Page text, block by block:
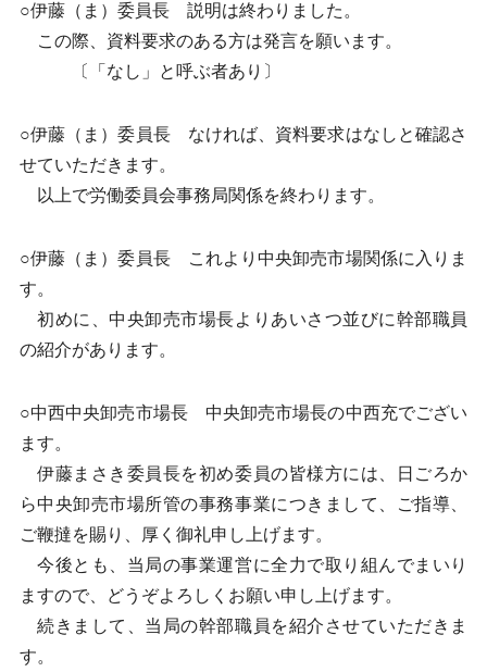
○伊藤（ま）委員長 説明は終わりました。
この際、資料要求のある方は発言を願います。
〔「なし」と呼ぶ者あり〕
○伊藤（ま）委員長 なければ、資料要求はなしと確認さ
せていただきます。
以上で労働委員会事務局関係を終わります。
○伊藤（ま）委員長 これより中央卸売市場関係に入りま
す。
初めに、中央卸売市場長よりあいさつ並びに幹部職員
の紹介があります。
○中西中央卸売市場長 中央卸売市場長の中西充でござい
ます。
伊藤まさき委員長を初め委員の皆様方には、日ごろか
ら中央卸売市場所管の事務事業につきまして、ご指導、
ご鞭撻を賜り、厚く御礼申し上げます。
今後とも、当局の事業運営に全力で取り組んでまいり
ますので、どうぞよろしくお願い申し上げます。
続きまして、当局の幹部職員を紹介させていただきま
す。